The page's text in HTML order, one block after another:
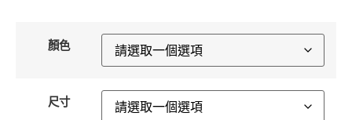
顏色
尺寸